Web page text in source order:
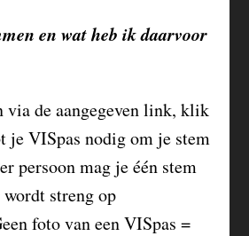
en wat heb ik daarvoor
via de aangegeven link, klik
je VISpas nodig om je stem
persoon mag je één stem
streng op
foto van een VISpas =